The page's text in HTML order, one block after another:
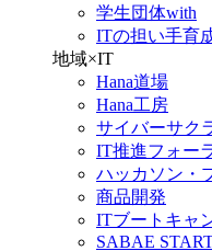
学生団体with
ITの担い手育
地域×IT
Hana道場
Hana工房
サイバーサク
IT推進フォー
ハッカソン・
商品開発
ITブートキャ
SABAE